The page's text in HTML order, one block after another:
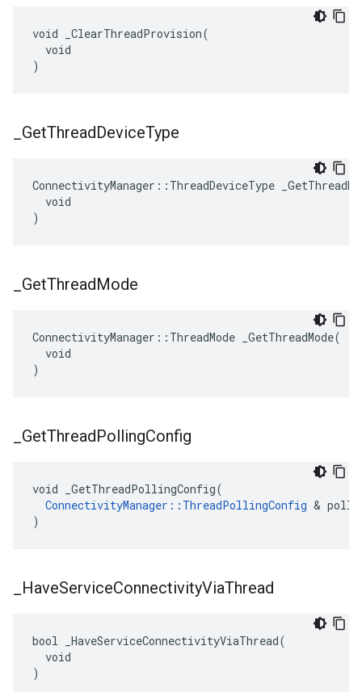
void _ClearThreadProvision(
  void
)
GetThreadDeviceType
ConnectivityManager::ThreadDeviceType
  void
)
GetThreadMode
ConnectivityManager::ThreadMode _GetThreadMode(
  void
)
GetThreadPollingConfig
void _GetThreadPollingConfig(
ConnectivityManager::ThreadPollingConfig &
)
HaveServiceConnectivityViaThread
bool _HaveServiceConnectivityViaThread(
  void
)